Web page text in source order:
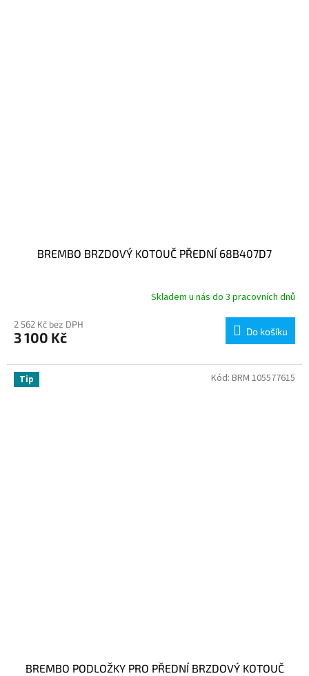
BREMBO BRZDOVÝ KOTOUČ PŘEDNÍ 68B407D7
Skladem u nás do 3 pracovních dnů
2 562 Kč bez DPH
3 100 Kč Do košíku
Tip
BREMBO PODLOŽKY PRO PŘEDNÍ BRZDOVÝ KOTOUČ
Kód: BRM 105577615